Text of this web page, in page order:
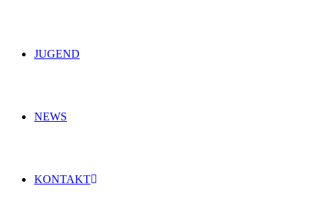
JUGEND
NEWS
KONTAKT